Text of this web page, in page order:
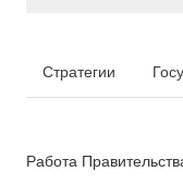
Стратегии
Работа